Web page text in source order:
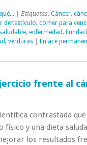
| Etiquetas: Cáncer,
de testículo, comer para
, enfermedad,
, verduras Enlace
frente al
contrastada que
físico y una dieta
los resultados